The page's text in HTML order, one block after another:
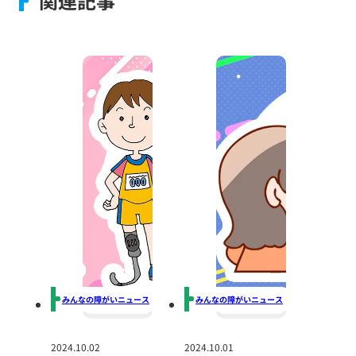
2024.10.02
みんなの障がいニュース
2024.10.01
みんなの障がいニュース